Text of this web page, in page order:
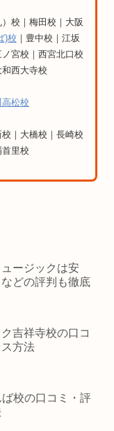
校｜梅田校｜大阪
)校 ｜豊中校｜江坂
宮校｜西宮北口校
西大寺校
松校
｜大橋校｜長崎校
首里校
ュージックは安
どの評判も徹底
吉祥寺校の口コ
方法
校の口コミ・評